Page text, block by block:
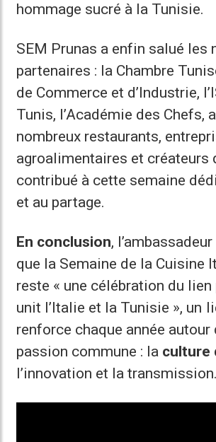
hommage sucré à la Tunisie.
SEM Prunas a enfin salué les
partenaires : la Chambre
de Commerce et d’Industrie,
Tunis, l’Académie des Chefs,
nombreux restaurants,
agroalimentaires et créateurs
contribué à cette semaine
et au partage.
En conclusion,
que la Semaine de la Cuisine
reste « une célébration du
unit l’Italie et la Tunisie », un
renforce chaque année autour
passion commune : la culture
l’innovation et la transmission.